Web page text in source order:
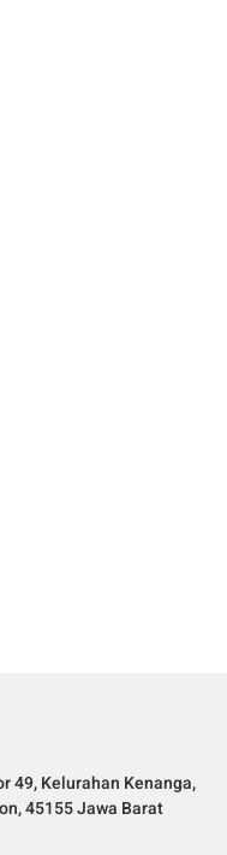
49, Kelurahan Kenanga,
45155 Jawa Barat